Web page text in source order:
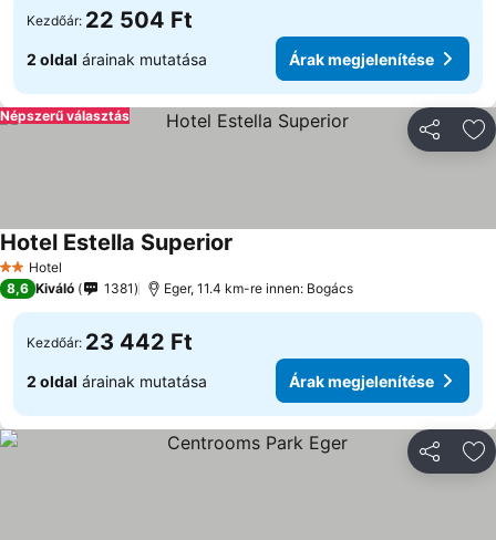
Kezdőár: 22 504 Ft
2 oldal árainak mutatása Árak megjelenítése
Népszerű választás
2 Kategória
Hotel
Hotel Estella Superior
8,6 Kiváló 1381 Eger, 11.4 km-re innen: Bogács
Kezdőár: 23 442 Ft
2 oldal árainak mutatása Árak megjelenítése